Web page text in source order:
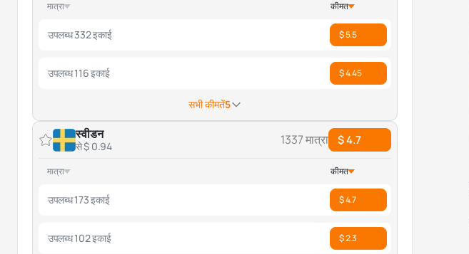
मात्रा कीमत
उपलब्ध 332 इकाई $ 5.5
उपलब्ध 116 इकाई $ 4.45
सभी कीमतें5
स्वीडन
से $ 0.94 1337 मात्रा $ 4.7
मात्रा कीमत
उपलब्ध 173 इकाई $ 4.7
उपलब्ध 102 इकाई $ 2.3